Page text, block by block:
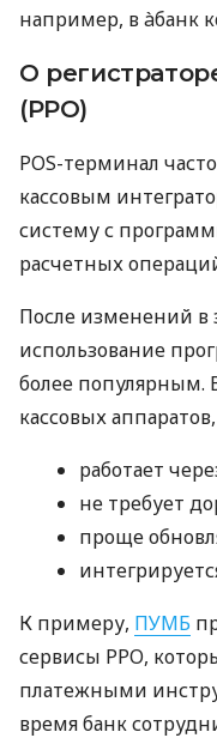
например, в àбанк
О
(РРО)
POS-терминал
кассовым
систему с
расчетных
После изменений в
использование
более популярным.
кассовых
работает
не требует
проще
К примеру, ПУМБ
сервисы РРО,
платежными
время банк